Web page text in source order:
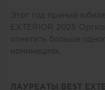
Этот год премий
EXTERIOR 2025
отметить больше
номинациях.
ЛАУРЕАТЫ BEST